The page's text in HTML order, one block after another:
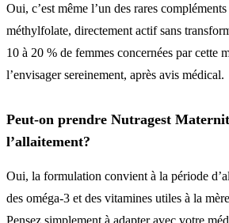
Oui, c’est même l’un des rares
méthylfolate, directement actif sans
10 à 20 % de femmes concernées par cette
l’envisager sereinement, après avis médical.
Peut-on prendre Nutragest
l’allaitement?
Oui, la formulation convient à la période
des oméga-3 et des vitamines utiles à la
Pensez simplement à adapter avec votre